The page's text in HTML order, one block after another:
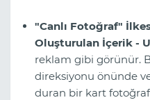
"Canlı Fotoğraf"
Oluşturulan İçerik -
reklam gibi görünür.
direksiyonu önünde
duran bir kart